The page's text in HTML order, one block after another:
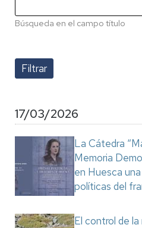
Búsqueda en el campo título
17/03/2026
La Cátedra
Memoria
en Huesca
políticas del
El control de